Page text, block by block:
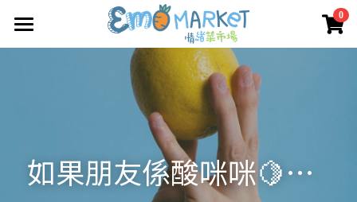
0
圖冊
情緒蔬菜小伙伴
我們的服務
如果朋友係酸咪咪🍋…
×
商品分類